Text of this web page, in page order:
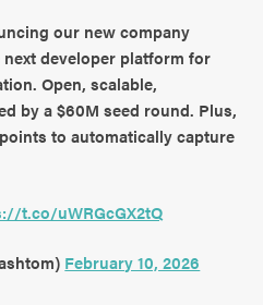
our new company
developer platform for
Open, scalable,
by a $60M seed round. Plus,
to automatically capture
t.co/uWRGcGX2tQ
February 10, 2026